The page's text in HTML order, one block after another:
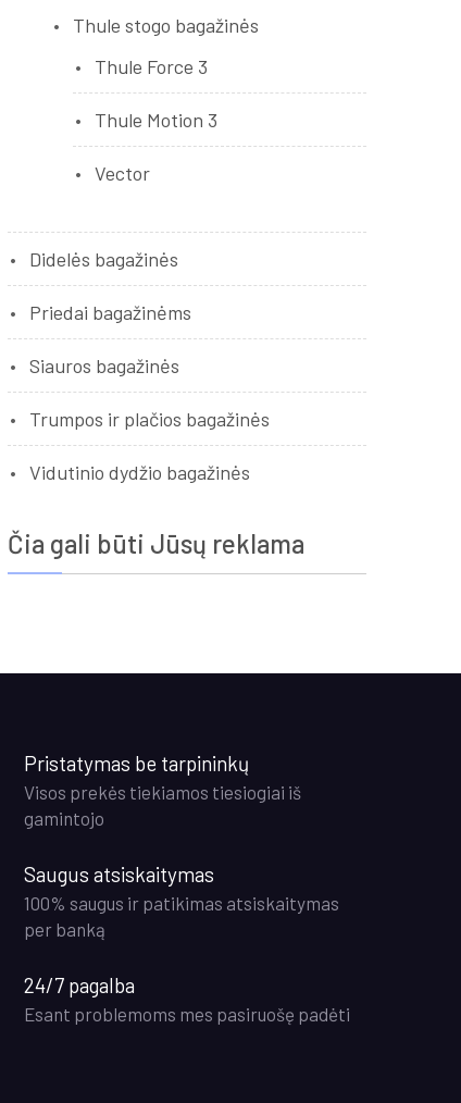
Thule stogo bagažinės
Thule Force 3
Thule Motion 3
Vector
Didelės bagažinės
Priedai bagažinėms
Siauros bagažinės
Trumpos ir plačios bagažinės
Vidutinio dydžio bagažinės
Čia gali būti Jūsų reklama
Pristatymas be tarpininkų
Visos prekės tiekiamos tiesiogiai iš
gamintojo
Saugus atsiskaitymas
100% saugus ir patikimas atsiskaitymas
per banką
24/7 pagalba
Esant problemoms mes pasiruošę padėti